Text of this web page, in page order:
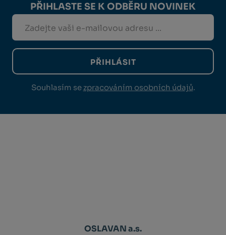
PŘIHLASTE SE K ODBĚRU NOVINEK
PŘIHLÁSIT
Souhlasím se zpracováním osobních údajů.
OSLAVAN a.s.